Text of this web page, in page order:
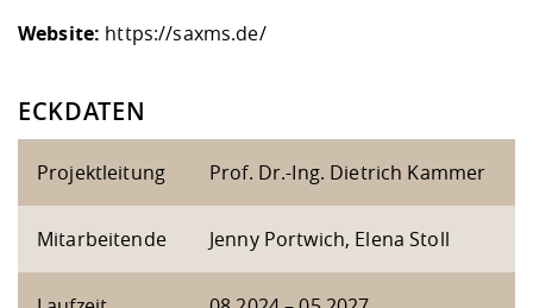
Website: https://saxms.de/
ECKDATEN
Projektleitung Prof. Dr.-Ing. Dietrich Kammer
Mitarbeitende Jenny Portwich, Elena Stoll